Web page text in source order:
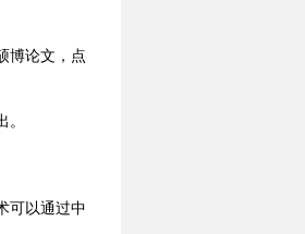
博论文，点
可以通过中